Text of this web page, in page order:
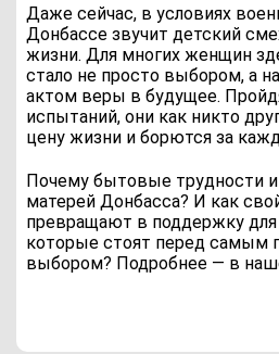
Даже сейчас, в условиях
Донбассе звучит детский
жизни. Для многих женщин
стало не просто выбором, а
актом веры в будущее.
испытаний, они как никто
цену жизни и борются за
Почему бытовые трудности
матерей Донбасса? И как
превращают в поддержку
которые стоят перед самым
выбором? Подробнее — в